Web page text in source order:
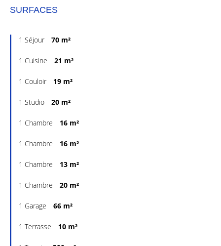
SURFACES
1 Séjour 70 m²
1 Cuisine 21 m²
1 Couloir 19 m²
1 Studio 20 m²
1 Chambre 16 m²
1 Chambre 16 m²
1 Chambre 13 m²
1 Chambre 20 m²
1 Garage 66 m²
1 Terrasse 10 m²